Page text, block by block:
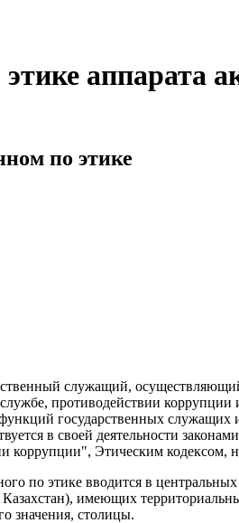
аппарата
по этике
служащий,
службе, противодействии
государственных служащих
в своей деятельности
коррупции", Этическим кодексом,
по этике вводится в
имеющих
значения, столицы.